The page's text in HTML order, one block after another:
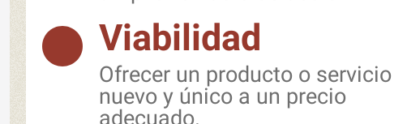
Viabilidad
Ofrecer un producto o servicio
nuevo y único a un precio
adecuado.